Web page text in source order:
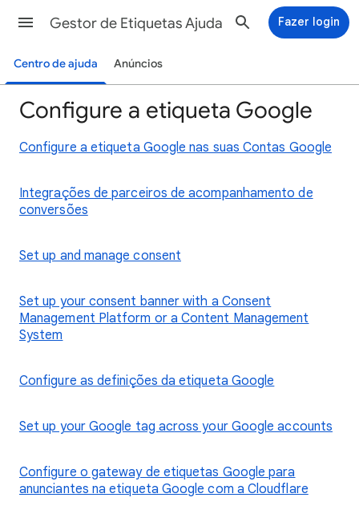
Gestor de Etiquetas Ajuda Fazer login
Centro de ajuda Anúncios
Configure a etiqueta Google
Configure a etiqueta Google nas suas Contas Google
Integrações de parceiros de acompanhamento de
conversões
Set up and manage consent
Set up your consent banner with a Consent
Management Platform or a Content Management
System
Configure as definições da etiqueta Google
Set up your Google tag across your Google accounts
Configure o gateway de etiquetas Google para
anunciantes na etiqueta Google com a Cloudflare